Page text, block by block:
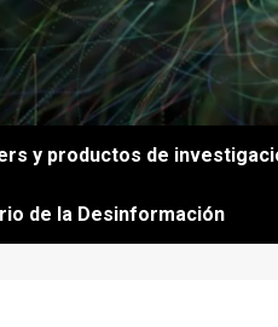
y productos de
de la Desinformación